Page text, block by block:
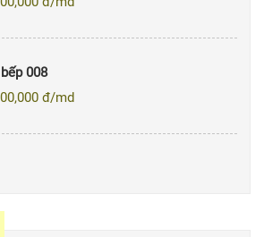
008
đ/md